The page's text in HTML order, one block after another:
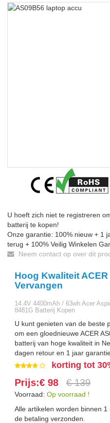
U hoeft zich niet te registreren
batterij te kopen!
Onze garantie: 100% nieuw + 1
terug + 100% Veilig Winkelen
Neem contact op over dit
Hoog Kwaliteit
Vervangen
14.4V 4400mAh / 63wh Acer
8481G Batterij Kopen
U kunt genieten van de beste
om een gloednieuwe ACER
batterij van hoge kwaliteit in
dagen retour en 1 jaar
korting tot
Prijs:€ 98 € 139
Voorraad: Op voorraad !
Alle artikelen worden binnen
de betaling verzonden.